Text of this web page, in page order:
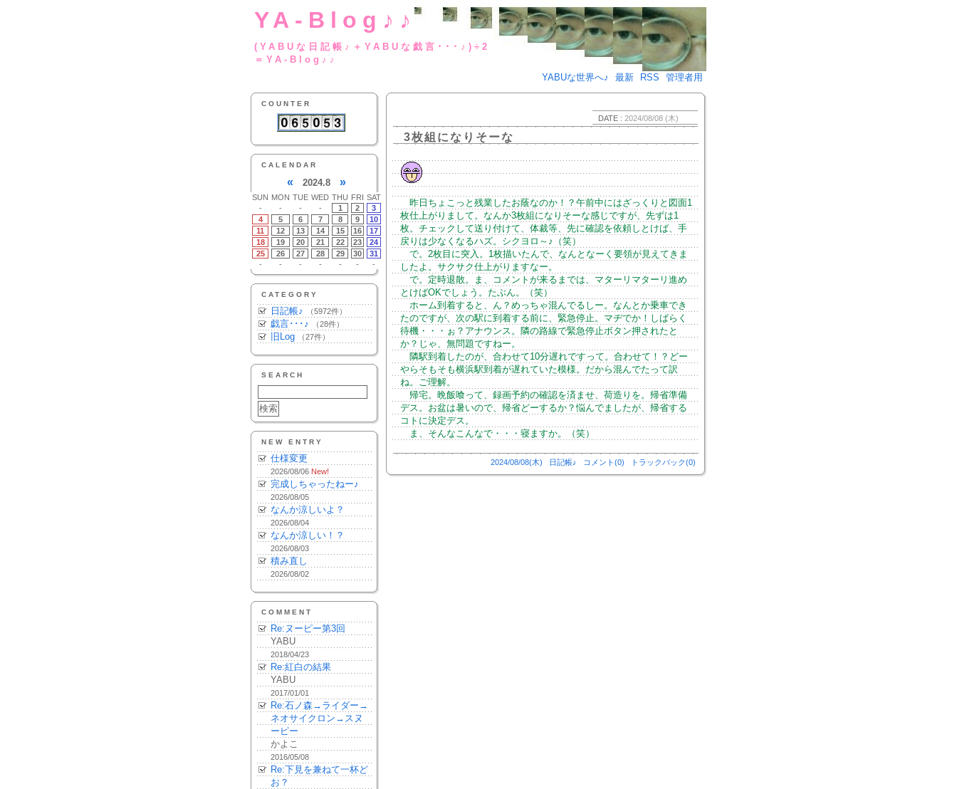
YA-Blog♪♪
(YABUな日記帳♪＋YABUな戯言･･･♪)÷2
＝YA-Blog♪♪
YABUな世界へ♪
最新 RSS 管理者用
COUNTER
CALENDAR
« 2024.8 »
SUN MON TUE WED THU FRI SAT
-
- - - 1 2
3
4
5 6 7 8 9
10
11
12 13 14 15 16
17
18
19 20 21 22 23
24
25
26 27 28 29 30
31
-
- - - - - -
CATEGORY
日記帳♪ （5972件）
戯言･･･♪ （28件）
旧Log （27件）
SEARCH
NEW ENTRY
仕様変更
2026/08/06 New!
完成しちゃったねー♪
2026/08/05
なんか涼しいよ？
2026/08/04
なんか涼しい！？
2026/08/03
積み直し
2026/08/02
COMMENT
Re:ヌーピー第3回
YABU
2018/04/23
Re:紅白の結果
YABU
2017/01/01
Re:石ノ森→ライダー→
ネオサイクロン→スヌ
ーピー
かよこ
2016/05/08
Re:下見を兼ねて一杯ど
お？
DATE : 2024/08/08 (木)
3枚組になりそーな
昨日ちょこっと残業したお蔭なのか！？午前中にはざっくりと図面1
枚仕上がりまして。なんか3枚組になりそーな感じですが、先ずは1
枚。チェックして送り付けて、体裁等、先に確認を依頼しとけば、手
戻りは少なくなるハズ。シクヨロ～♪（笑）
で。2枚目に突入。1枚描いたんで、なんとなーく要領が見えてきま
したよ。サクサク仕上がりますなー。
で。定時退散。ま、コメントが来るまでは、マターリマターリ進め
とけばOKでしょう。たぶん。（笑）
ホーム到着すると、ん？めっちゃ混んでるしー。なんとか乗車でき
たのですが、次の駅に到着する前に、緊急停止。マヂでか！しばらく
待機・・・ぉ？アナウンス。隣の路線で緊急停止ボタン押されたと
か？じゃ、無問題ですねー。
隣駅到着したのが、合わせて10分遅れですって。合わせて！？どー
やらそもそも横浜駅到着が遅れていた模様。だから混んでたって訳
ね。ご理解。
帰宅。晩飯喰って、録画予約の確認を済ませ、荷造りを。帰省準備
デス。お盆は暑いので、帰省どーするか？悩んでましたが、帰省する
コトに決定デス。
ま、そんなこんなで・・・寝ますか。（笑）
2024/08/08(木) 日記帳♪ コメント(0) トラックバック(0)